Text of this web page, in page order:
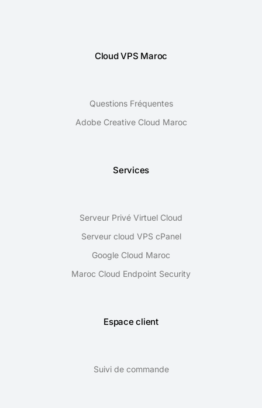
Cloud VPS Maroc
Questions Fréquentes
Adobe Creative Cloud Maroc
Services
Serveur Privé Virtuel Cloud
Serveur cloud VPS cPanel
Google Cloud Maroc
Maroc Cloud Endpoint Security
Espace client
Suivi de commande